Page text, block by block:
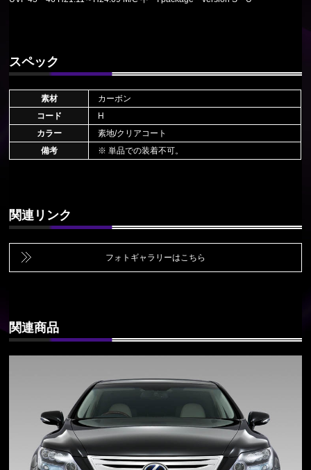
スペック
素材
カーボン
コード
H
カラー
素地/クリアコート
備考
※ 単品での装着不可。
関連リンク
フォトギャラリーはこちら
関連商品